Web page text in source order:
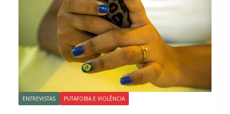
ENTREVISTAS PUTAFOBIA E VIOLÊNCIA